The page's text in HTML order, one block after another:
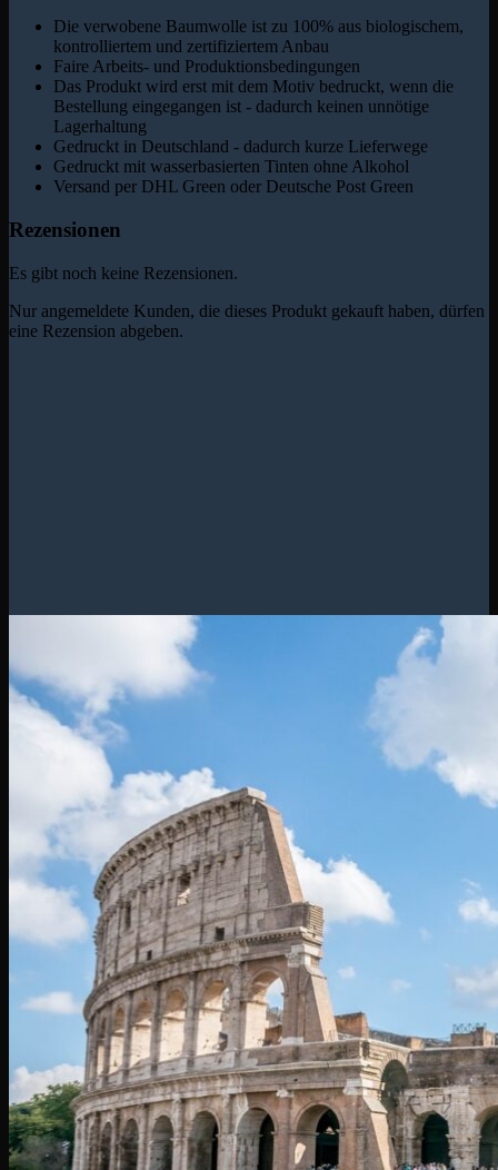
Die verwobene Baumwolle ist zu 100% aus biologischem,
kontrolliertem und zertifiziertem Anbau
Faire Arbeits- und Produktionsbedingungen
Das Produkt wird erst mit dem Motiv bedruckt, wenn die
Bestellung eingegangen ist - dadurch keinen unnötige
Lagerhaltung
Gedruckt in Deutschland - dadurch kurze Lieferwege
Gedruckt mit wasserbasierten Tinten ohne Alkohol
Versand per DHL Green oder Deutsche Post Green
Rezensionen
Es gibt noch keine Rezensionen.
Nur angemeldete Kunden, die dieses Produkt gekauft haben, dürfen
eine Rezension abgeben.